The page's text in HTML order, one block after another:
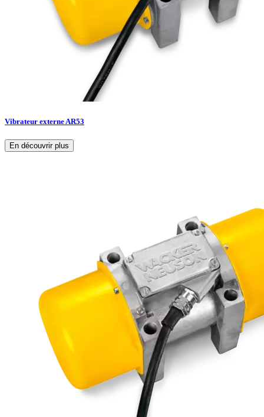
Vibrateur externe AR53
En découvrir plus